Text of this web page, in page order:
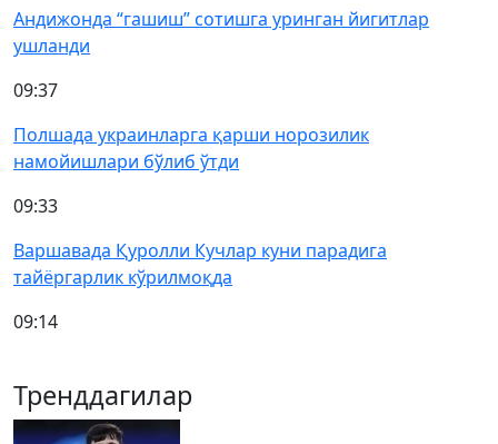
Андижонда “гашиш” сотишга уринган йигитлар
ушланди
09:37
Полшада украинларга қарши норозилик
намойишлари бўлиб ўтди
09:33
Варшавада Қуролли Кучлар куни парадига
тайёргарлик кўрилмоқда
09:14
Тренддагилар